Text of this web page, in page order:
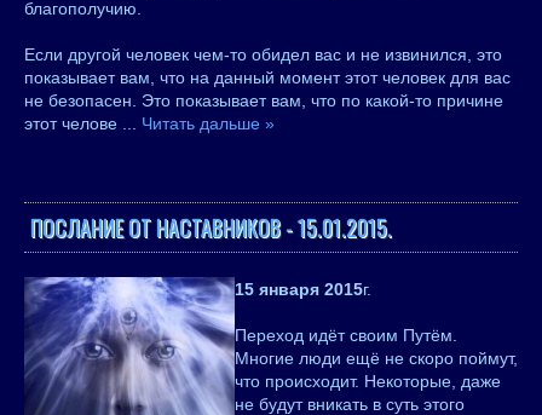
благополучию.
Если другой человек чем-то обидел вас и не извинился, это
показывает вам, что на данный момент этот человек для вас
не безопасен. Это показывает вам, что по какой-то причине
этот челове
Читать дальше »
ПОСЛАНИЕ ОТ НАСТАВНИКОВ - 15.01.2015.
15 января 2015г.
Переход идёт своим Путём.
Многие люди ещё не скоро поймут,
что происходит. Некоторые, даже
не будут вникать в суть этого